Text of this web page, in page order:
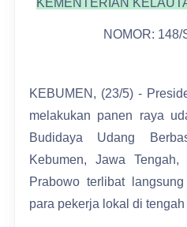
NOMOR: 148/
KEBUMEN, (23/5) -
melakukan panen raya
Budidaya Udang
Kebumen, Jawa
Prabowo terlibat
para pekerja lokal di tengah